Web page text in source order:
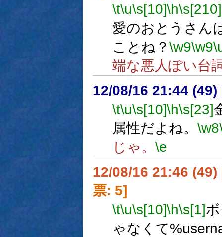
\t\u\s[10]\h\s[210]
愛のおとうさん
ことね？ \w9\w9
端な悪人ぽい台
12/08/16 21:44 (49)
\t\u\s[10]\h\s[23]
属性だよね。 \w8
じゃ。 \e
12/08/16 21:46 (49)
票: 5]
\t\u\s[10]\h\s[1]
ゃなくて